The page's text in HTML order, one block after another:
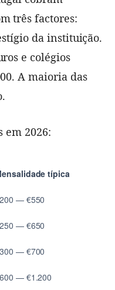
três factores:
da instituição.
e colégios
A maioria das
em 2026:
típica
— €550
— €650
— €700
— €1.200